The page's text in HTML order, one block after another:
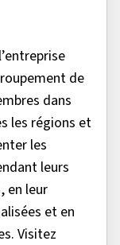
de
dans
les régions et
les
leurs
en leur
et en
Visitez